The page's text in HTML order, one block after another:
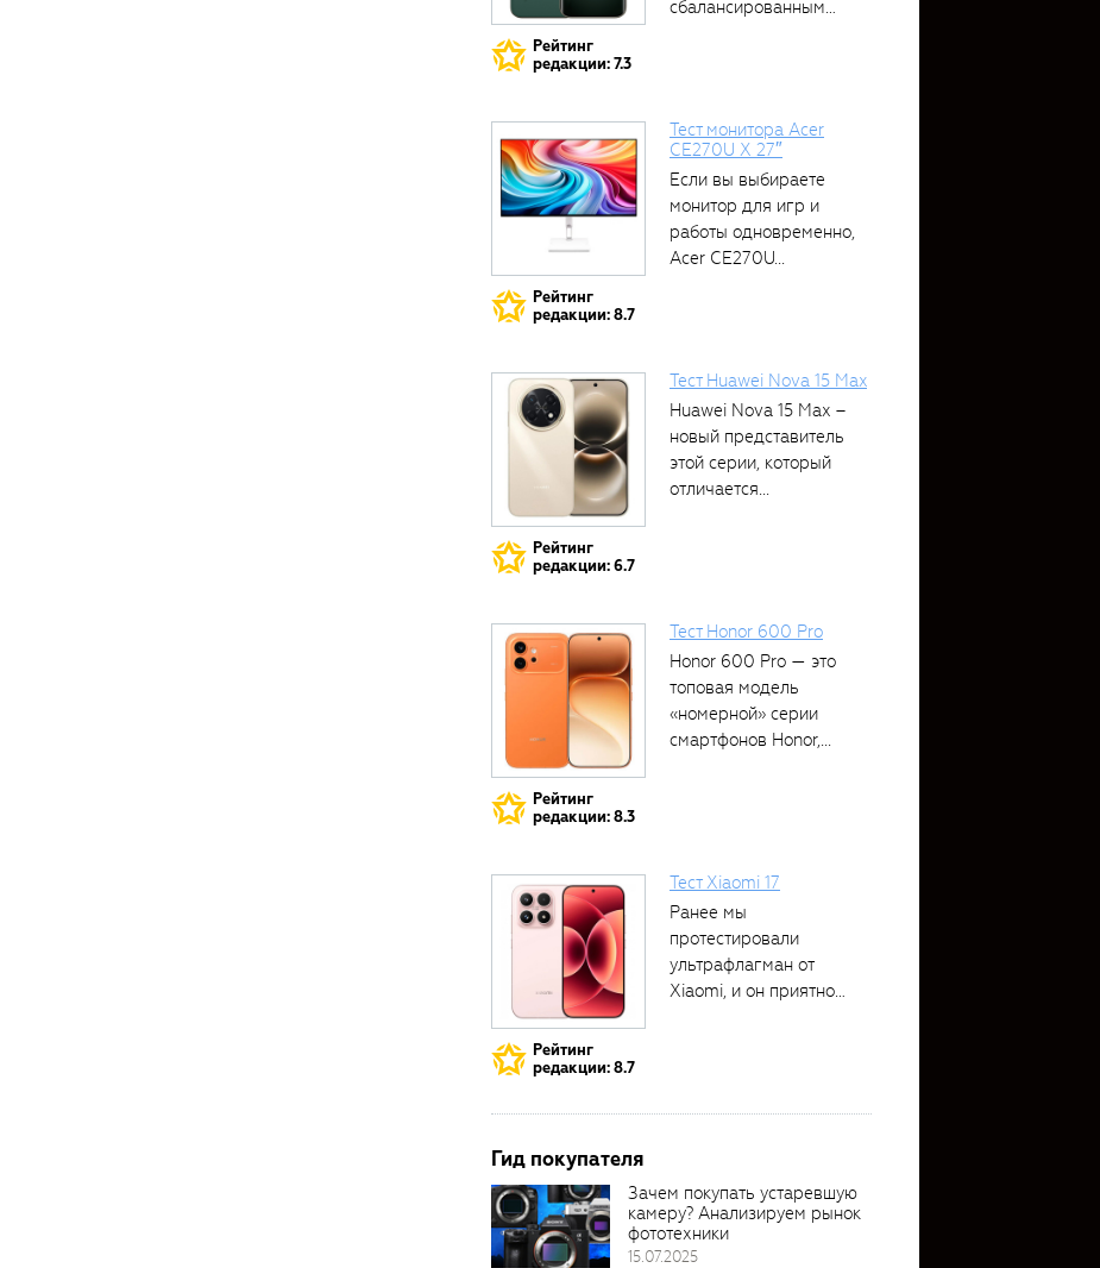
Рейтинг
редакции: 7.3
сбалансированным
Рейтинг
редакции: 8.7
Тест монитора Acer
CE270U X 27″
Если вы выбираете
монитор для игр и
работы одновременно,
Acer CE270U...
Рейтинг
редакции: 6.7
Тест Huawei Nova 15 Max
Huawei Nova 15 Max –
новый представитель
этой серии, который
отличается...
Рейтинг
редакции: 8.3
Тест Honor 600 Pro
Honor 600 Pro — это
топовая модель
«номерной» серии
смартфонов Honor,...
Рейтинг
редакции: 8.7
Тест Xiaomi 17
Ранее мы
протестировали
ультрафлагман от
Xiaomi, и он приятно
Гид покупателя
Зачем покупать устаревшую
камеру? Анализируем рынок
фототехники
15.07.2025